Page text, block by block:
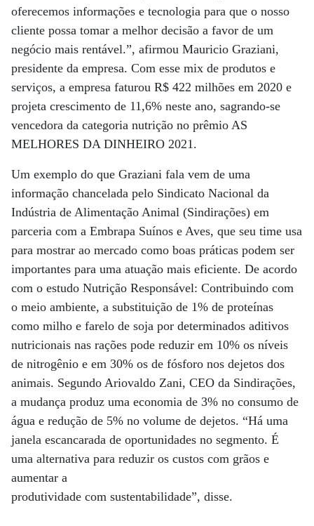
oferecemos informações e tecnologia para que o nosso
cliente possa tomar a melhor decisão a favor de um
negócio mais rentável.”, afirmou Mauricio Graziani,
presidente da empresa. Com esse mix de produtos e
serviços, a empresa faturou R$ 422 milhões em 2020 e
projeta crescimento de 11,6% neste ano, sagrando-se
vencedora da categoria nutrição no prêmio AS
MELHORES DA DINHEIRO 2021.
Um exemplo do que Graziani fala vem de uma
informação chancelada pelo Sindicato Nacional da
Indústria de Alimentação Animal (Sindirações) em
parceria com a Embrapa Suínos e Aves, que seu time usa
para mostrar ao mercado como boas práticas podem ser
importantes para uma atuação mais eficiente. De acordo
com o estudo Nutrição Responsável: Contribuindo com
o meio ambiente, a substituição de 1% de proteínas
como milho e farelo de soja por determinados aditivos
nutricionais nas rações pode reduzir em 10% os níveis
de nitrogênio e em 30% os de fósforo nos dejetos dos
animais. Segundo Ariovaldo Zani, CEO da Sindirações,
a mudança produz uma economia de 3% no consumo de
água e redução de 5% no volume de dejetos. “Há uma
janela escancarada de oportunidades no segmento. É
uma alternativa para reduzir os custos com grãos e
aumentar a
produtividade com sustentabilidade”, disse.